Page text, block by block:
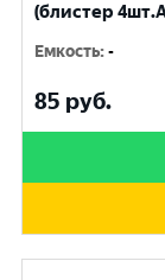
(блистер
Емкость:-
85 руб.